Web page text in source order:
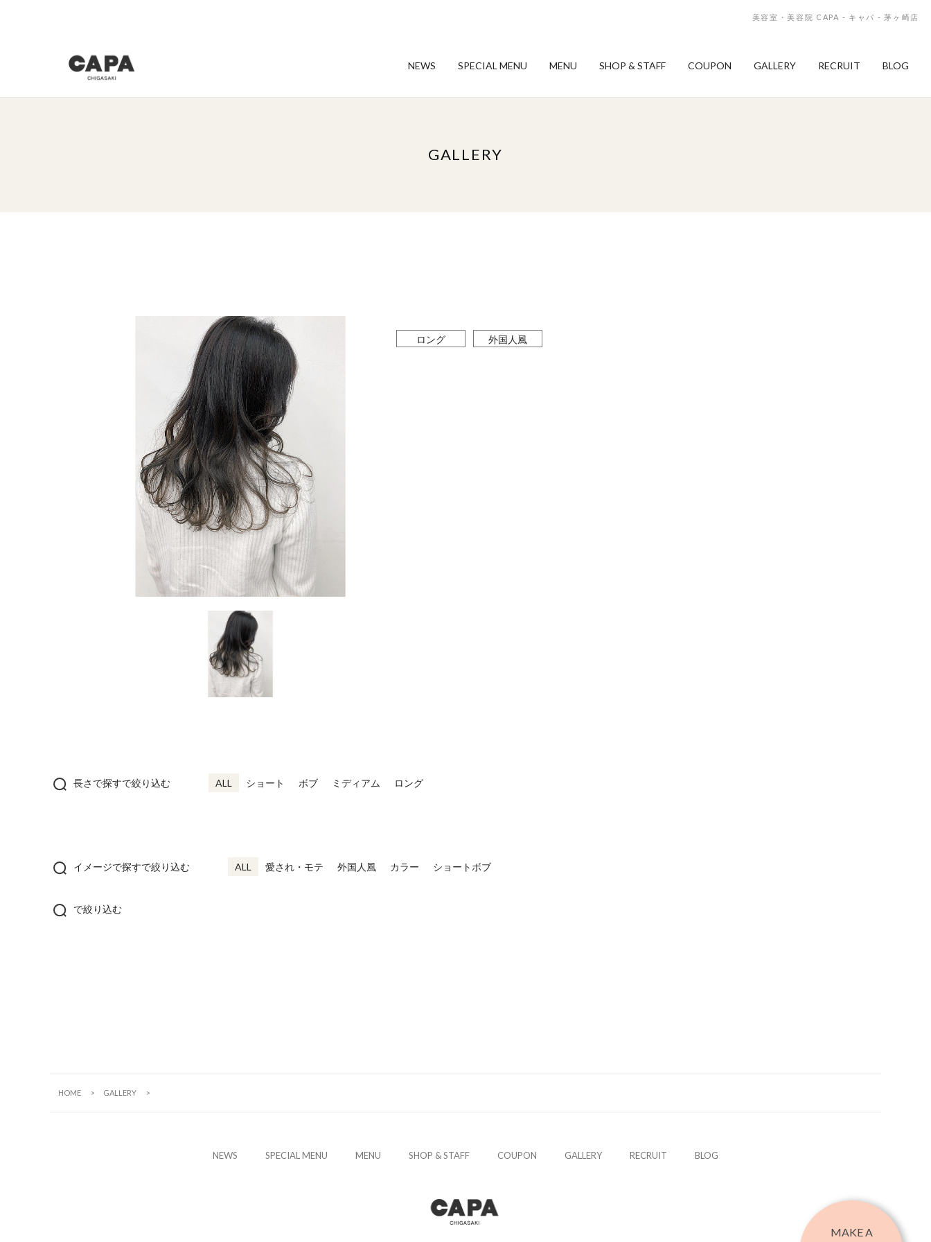
美容室・美容院 CAPA - キャパ - 茅ヶ崎店
NEWS SPECIAL MENU MENU SHOP & STAFF COUPON GALLERY RECRUIT BLOG
GALLERY
ロング 外国人風
長さで探すで絞り込む ALL ショート ボブ ミディアム ロング
イメージで探すで絞り込む ALL 愛され・モテ 外国人風 カラー ショートボブ
で絞り込む
HOME GALLERY
NEWS SPECIALMENU MENU SHOP &STAFF COUPON GALLERY RECRUIT BLOG
MAKE A